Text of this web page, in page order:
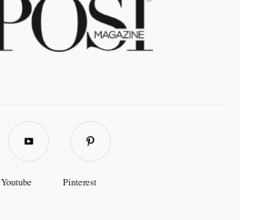
Youtube Pinterest